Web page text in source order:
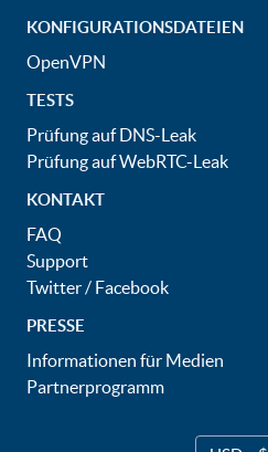
KONFIGURATIONSDATEIEN
OpenVPN
TESTS
Prüfung auf DNS-Leak
Prüfung auf WebRTC-Leak
KONTAKT
FAQ
Support
Twitter/ Facebook
PRESSE
Informationen für Medien
Partnerprogramm